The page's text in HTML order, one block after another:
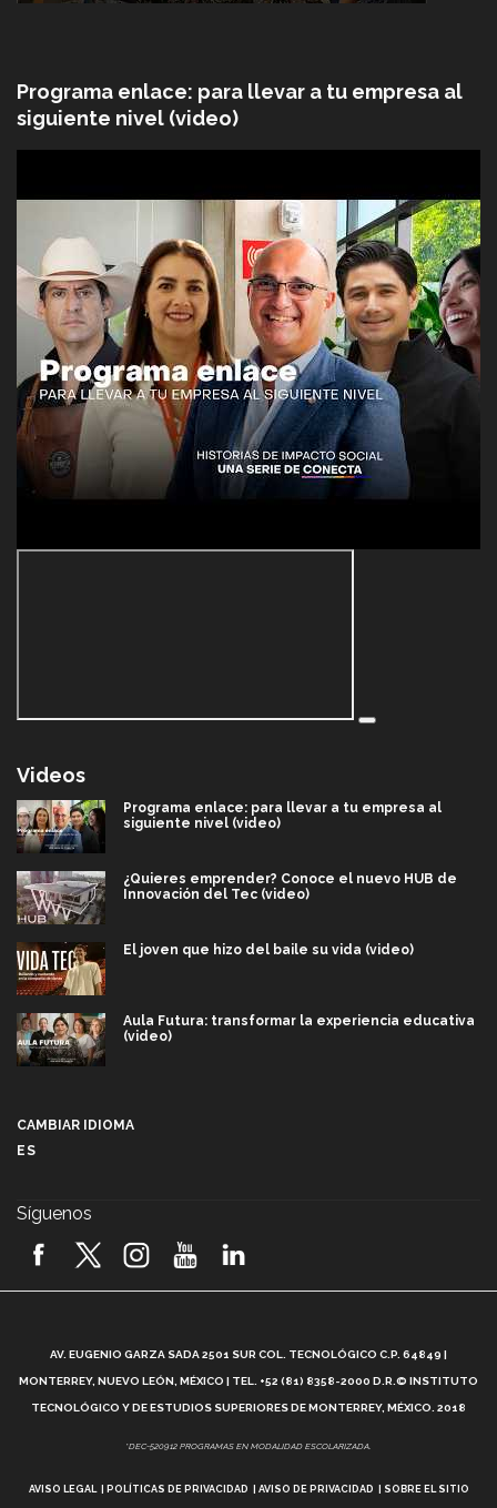
Programa enlace: para llevar a tu empresa al
siguiente nivel (video)
Videos
Programa enlace: para llevar a tu empresa al
siguiente nivel (video)
¿Quieres emprender? Conoce el nuevo HUB de
Innovación del Tec (video)
El joven que hizo del baile su vida (video)
Aula Futura: transformar la experiencia educativa
(video)
2026! (video)
¿Cómo es el Modelo Educativo Tec? (video)
Vida Tec: Feminismo e Inteligencia Artificial, Paola
CAMBIAR IDIOMA
ES
Síguenos
AV. EUGENIO GARZA SADA 2501 SUR COL. TECNOLÓGICO C.P. 64849 |
MONTERREY, NUEVO LEÓN, MÉXICO | TEL. +52 (81) 8358-2000 D.R.© INSTITUTO
TECNOLÓGICO Y DE ESTUDIOS SUPERIORES DE MONTERREY, MÉXICO. 2018
*DEC-520912 PROGRAMAS EN MODALIDAD ESCOLARIZADA.
AVISO LEGAL POLÍTICAS DE PRIVACIDAD AVISO DE PRIVACIDAD SOBRE EL SITIO